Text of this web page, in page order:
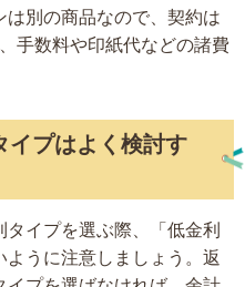
は別の商品なので、契約は
手数料や印紙代などの諸費
イプはよく検討す
イプを選ぶ際、「低金利
うに注意しましょう。返